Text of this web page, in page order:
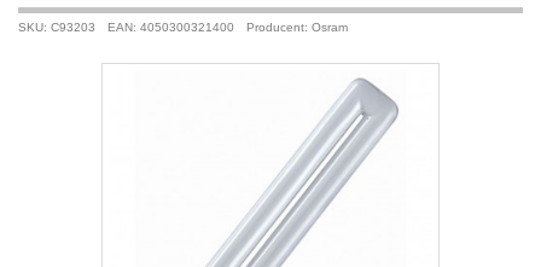
SKU: C93203 EAN: 4050300321400 Producent: Osram